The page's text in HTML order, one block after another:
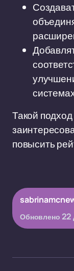
Такой
повысить
Обновлено 22